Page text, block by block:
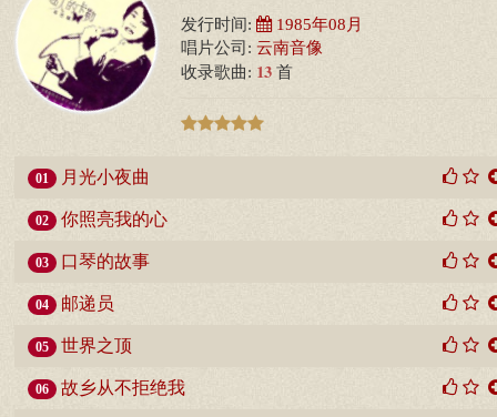
发行时间: 1985年08月
唱片公司: 云南音像
收录歌曲: 13 首
01 月光小夜曲
02 你照亮我的心
03 口琴的故事
04 邮递员
05 世界之顶
06 故乡从不拒绝我